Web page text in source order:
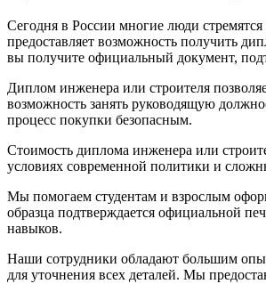
Сегодня в России многие люди
предоставляет возможность получить
вы получите официальный документ,
Диплом инженера или строителя
возможность занять руководящую
процесс покупки безопасным.
Стоимость диплома инженера или
условиях современной политики и
Мы помогаем студентам и взрослым
образца подтверждается официальной
навыков.
Наши сотрудники обладают большим
для уточнения всех деталей. Мы